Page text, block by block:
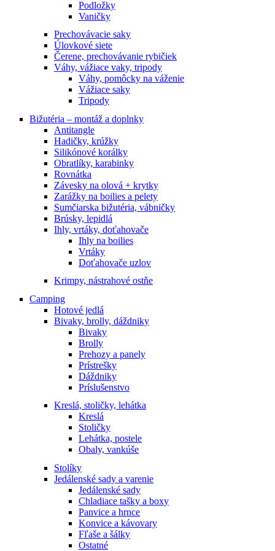
Podložky
Vaničky
Prechovávacie saky
Úlovkové siete
Čerene, prechovávanie rybičiek
Váhy, vážiace vaky, tripody
Váhy, pomôcky na váženie
Vážiace saky
Tripody
Bižutéria – montáž a doplnky
Antitangle
Hadičky, krúžky
Silikónové korálky
Obratlíky, karabinky
Rovnátka
Závesky na olová + krytky
Zarážky na boilies a pelety
Sumčiarska bižutéria, vábničky
Brúsky, lepidlá
Ihly, vrtáky, doťahovače
Ihly na boilies
Vrtáky
Doťahovače uzlov
Krimpy, nástrahové ostňe
Camping
Hotové jedlá
Bivaky, brolly, dáždniky
Bivaky
Brolly
Prehozy a panely
Prístrešky
Dáždniky
Príslušenstvo
Kreslá, stoličky, lehátka
Kreslá
Stoličky
Lehátka, postele
Obaly, vankúše
Stolíky
Jedálenské sady a varenie
Jedálenské sady
Chladiace tašky a boxy
Panvice a hrnce
Konvice a kávovary
Fľaše a šálky
Ostatné